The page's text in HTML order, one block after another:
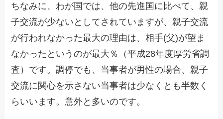
ちなみに、わが国では、他の先進国に比べて、親
子交流が少ないとしてされていますが、親子交流
が行われなかった最大の理由は、相手(父)が望ま
なかったというのが最大％（平成28年度厚労省調
査）です。調停でも、当事者が男性の場合、親子
交流に関心を示さない当事者は少なくとも半数く
らいいます。意外と多いのです。